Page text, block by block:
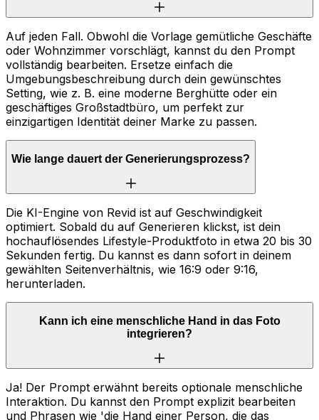
Auf jeden Fall. Obwohl die Vorlage gemütliche Geschäfte
oder Wohnzimmer vorschlägt, kannst du den Prompt
vollständig bearbeiten. Ersetze einfach die
Umgebungsbeschreibung durch dein gewünschtes
Setting, wie z. B. eine moderne Berghütte oder ein
geschäftiges Großstadtbüro, um perfekt zur
einzigartigen Identität deiner Marke zu passen.
Wie lange dauert der Generierungsprozess?
Die KI-Engine von Revid ist auf Geschwindigkeit
optimiert. Sobald du auf Generieren klickst, ist dein
hochauflösendes Lifestyle-Produktfoto in etwa 20 bis 30
Sekunden fertig. Du kannst es dann sofort in deinem
gewählten Seitenverhältnis, wie 16:9 oder 9:16,
herunterladen.
Kann ich eine menschliche Hand in das Foto
integrieren?
Ja! Der Prompt erwähnt bereits optionale menschliche
Interaktion. Du kannst den Prompt explizit bearbeiten
und Phrasen wie 'die Hand einer Person, die das